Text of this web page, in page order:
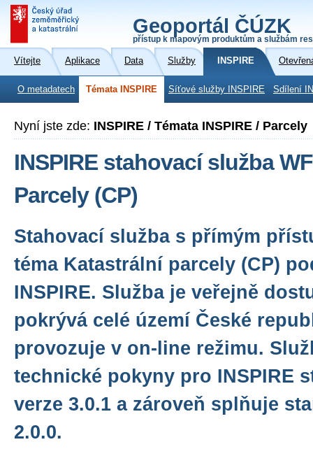
Geoportál ČÚZK
přístup k mapovým produktům a službám
Vítejte Aplikace Data Služby INSPIRE
O metadatech Témata INSPIRE Síťové služby INSPIRE Sdílení
Nyní jste zde: INSPIRE / Témata INSPIRE / Parcely
INSPIRE stahovací služba
Parcely (CP)
Stahovací služba s přímým
téma Katastrální parcely (CP)
INSPIRE. Služba je veřejně
pokrývá celé území České
provozuje v on-line režimu.
technické pokyny pro INSPIRE
verze 3.0.1 a zároveň splňuje
2.0.0.